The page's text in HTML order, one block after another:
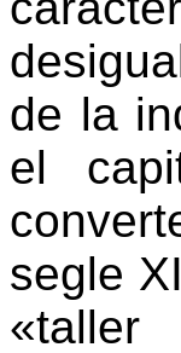
de la
el
segle